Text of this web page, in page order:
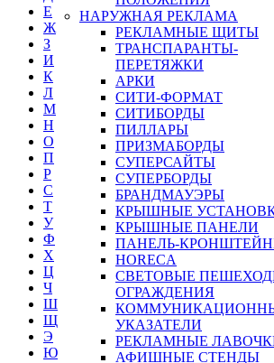
НАРУЖНАЯ РЕКЛАМА
РЕКЛАМНЫЕ ЩИТЫ
ТРАНСПАРАНТЫ-
ПЕРЕТЯЖКИ
АРКИ
СИТИ-ФОРМАТ
СИТИБОРДЫ
ПИЛЛАРЫ
ПРИЗМАБОРДЫ
СУПЕРСАЙТЫ
СУПЕРБОРДЫ
БРАНДМАУЭРЫ
КРЫШНЫЕ
КРЫШНЫЕ ПАНЕЛИ
ПАНЕЛЬ-
HORECA
СВЕТОВЫЕ
ОГРАЖДЕНИЯ
УКАЗАТЕЛИ
РЕКЛАМНЫЕ
АФИШНЫЕ СТЕНДЫ
Е
Ж
З
И
К
Л
М
Н
О
П
Р
С
Т
У
Ф
Х
Ц
Ч
Ш
Щ
Э
Ю